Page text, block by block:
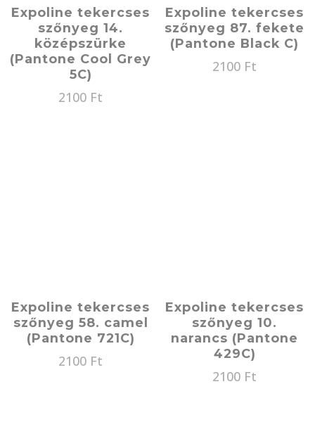
Expoline tekercses
szőnyeg 14.
középszürke
(Pantone Cool Grey
5C)
2100 Ft
Expoline tekercses
szőnyeg 87. fekete
(Pantone Black C)
2100 Ft
Expoline tekercses
szőnyeg 58. camel
(Pantone 721C)
2100 Ft
Expoline tekercses
szőnyeg 10.
narancs (Pantone
429C)
2100 Ft